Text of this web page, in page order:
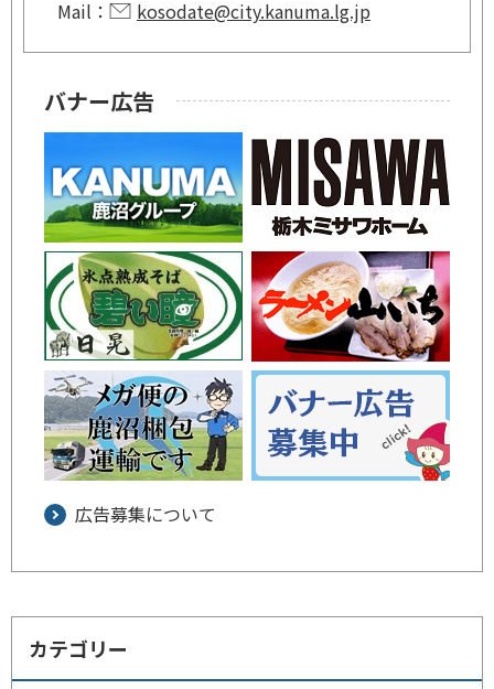
Mail：
kosodate@city.kanuma.lg.jp
バナー広告
広告募集について
カテゴリー